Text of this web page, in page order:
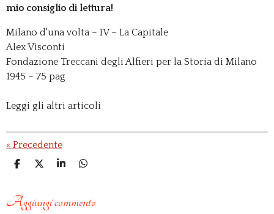
mio consiglio di lettura!
Milano d'una volta – IV – La Capitale
Alex Visconti
Fondazione Treccani degli Alfieri per la Storia di Milano
1945 – 75 pag
Leggi gli altri articoli
« Precedente
C
d
i
C
i
C
i
C
i
Aggiungi commento